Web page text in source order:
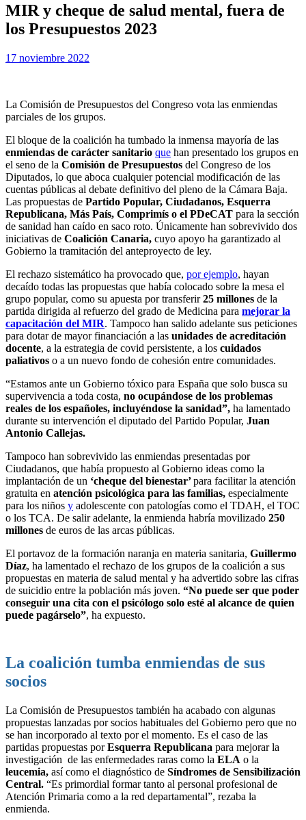
MIR y cheque de salud mental, fuera de
los Presupuestos 2023
porExamen MIR
Publicada
17 noviembre 2022
La Comisión de Presupuestos del Congreso vota las enmiendas
parciales de los grupos.
El bloque de la coalición ha tumbado la inmensa mayoría de las
enmiendas de carácter sanitario que han presentado los grupos en
el seno de la Comisión de Presupuestos del Congreso de los
Diputados, lo que aboca cualquier potencial modificación de las
cuentas públicas al debate definitivo del pleno de la Cámara Baja.
Las propuestas de Partido Popular, Ciudadanos, Esquerra
Republicana, Más País, Comprimís o el PDeCAT para la sección
de sanidad han caído en saco roto. Únicamente han sobrevivido dos
iniciativas de Coalición Canaria, cuyo apoyo ha garantizado al
Gobierno la tramitación del anteproyecto de ley.
El rechazo sistemático ha provocado que, por ejemplo, hayan
decaído todas las propuestas que había colocado sobre la mesa el
grupo popular, como su apuesta por transferir25 millones de la
partida dirigida al refuerzo del grado de Medicina para mejorar la
capacitación del MIR. Tampoco han salido adelante sus peticiones
para dotar de mayor financiación a las unidades de acreditación
docente, a la estrategia de covid persistente, a los cuidados
paliativos o a un nuevo fondo de cohesión entre comunidades.
“Estamos ante un Gobierno tóxico para España que solo busca su
supervivencia a toda costa, no ocupándose de los problemas
reales de los españoles, incluyéndose la sanidad”, ha lamentado
durante su intervención el diputado del Partido Popular, Juan
Antonio Callejas.
Tampoco han sobrevivido las enmiendas presentadas por
Ciudadanos, que había propuesto al Gobierno ideas como la
implantación de un ‘cheque del bienestar’para facilitar la atención
gratuita en atención psicológica para las familias, especialmente
para los niños y adolescente con patologías como el TDAH, el TOC
o los TCA. De salir adelante, la enmienda habría movilizado 250
millones de euros de las arcas públicas.
El portavoz de la formación naranja en materia sanitaria, Guillermo
Díaz, ha lamentado el rechazo de los grupos de la coalición a sus
propuestas en materia de salud mental y ha advertido sobre las cifras
de suicidio entre la población más joven. “No puede ser que poder
conseguir una cita con el psicólogo solo esté al alcance de quien
puede pagárselo”, ha expuesto.
La coalición tumba enmiendas de sus
socios
La Comisión de Presupuestos también ha acabado con algunas
propuestas lanzadas por socios habituales del Gobierno pero que no
se han incorporado al texto por el momento. Es el caso de las
partidas propuestas porEsquerra Republicana para mejorar la
investigación de las enfermedades raras como la ELA o la
leucemia, así como el diagnóstico de Síndromes de Sensibilización
Central. “Es primordial formar tanto al personal profesional de
Atención Primaria como a la red departamental”, rezaba la
enmienda.